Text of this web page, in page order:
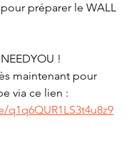
préparer le WALL
!
maintenant pour
via ce lien :